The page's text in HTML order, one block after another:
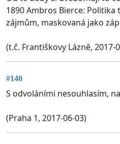
1890 Ambros Bierce:
zájmům, maskovaná jako
(t.č. Františkovy Lázně, 2017-
#140
S odvoláními nesouhlasím,
(Praha 1, 2017-06-03)